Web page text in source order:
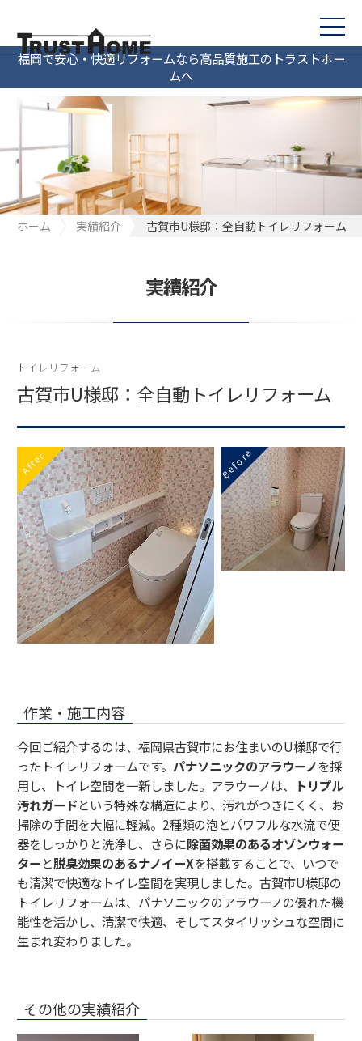
福岡で安心・快適リフォームなら高品質施工のトラストホー
ムへ
ホーム 実績紹介 古賀市U様邸：全自動トイレリフォーム
実績紹介
トイレリフォーム
古賀市U様邸：全自動トイレリフォーム
After Before
作業・施工内容
今回ご紹介するのは、福岡県古賀市にお住まいのU様邸で行
ったトイレリフォームです。 パナソニックのアラウーノを採
用し、トイレ空間を一新しました。アラウーノは、
トリプル
汚れガードという特殊な構造により、汚れがつきにくく、お
掃除の手間を大幅に軽減。2種類の泡とパワフルな水流で便
器をしっかりと洗浄し、さらに除菌効果のあるオゾンウォー
ターと脱臭効果のあるナノイーXを搭載することで、いつで
も清潔で快適なトイレ空間を実現しました。古賀市U様邸の
トイレリフォームは、パナソニックのアラウーノの優れた機
能性を活かし、清潔で快適、そしてスタイリッシュな空間に
生まれ変わりました。
その他の実績紹介